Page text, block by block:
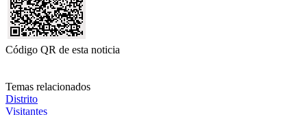
Código QR de esta noticia
Temas relacionados
Distrito
Visitantes